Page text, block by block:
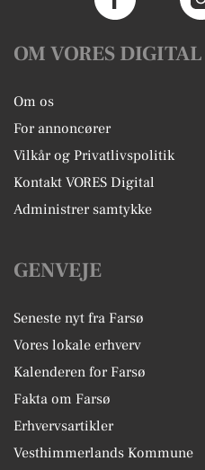
OM VORES DIGITAL
Om os
For annoncører
Vilkår og Privatlivspolitik
Kontakt VORES Digital
Administrer samtykke
GENVEJE
Seneste nyt fra Farsø
Vores lokale erhverv
Kalenderen for Farsø
Fakta om Farsø
Erhvervsartikler
Vesthimmerlands Kommune